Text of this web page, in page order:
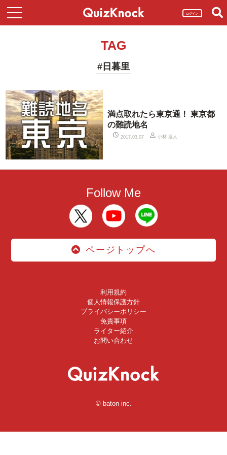
ログイン
TAG
#日暮里
満点取れたら東京通！ 東京都
の難読地名
2017.03.07 小林 逸人
Follow Me
ページトップへ
利用規約
個人情報保護方針
プライバシーポリシー
免責事項
ライター紹介
お問い合わせ
© baton inc.